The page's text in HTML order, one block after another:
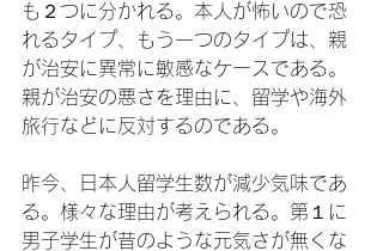
も２つに分かれる。本人が怖いので恐
れるタイプ、もう一つのタイプは、親
が治安に異常に敏感なケースである。
親が治安の悪さを理由に、留学や海外
旅行などに反対するのである。
昨今、日本人留学生数が減少気味であ
る。様々な理由が考えられる。第１に
男子学生が昔のような元気さが無くな